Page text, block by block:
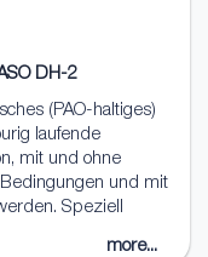
DH-2
(PAO-haltiges)
laufende
mit und ohne
und mit
Speziell
more...